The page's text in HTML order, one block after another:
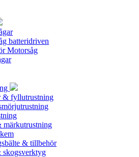
batteridriven
Motorsåg
& fyllutrustning
märkutrustning
& tillbehör